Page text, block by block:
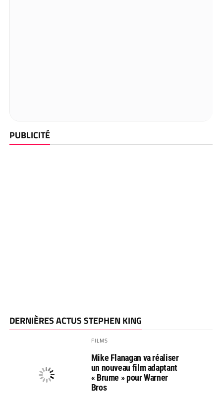
PUBLICITÉ
DERNIÈRES ACTUS STEPHEN KING
FILMS
Mike Flanagan va réaliser
un nouveau film adaptant
« Brume » pour Warner
Bros